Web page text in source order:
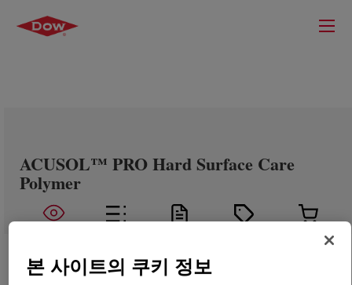
ACUSOL™ PRO Hard Surface Care
Polymer
본 사이트의 쿠키 정보